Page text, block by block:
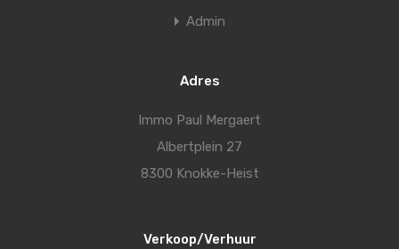
Admin
Adres
Immo Paul Mergaert
Albertplein 27
8300 Knokke-Heist
Verkoop/Verhuur